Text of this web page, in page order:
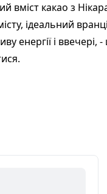
вміст какао з
ідеальний
енергії і ввечері,